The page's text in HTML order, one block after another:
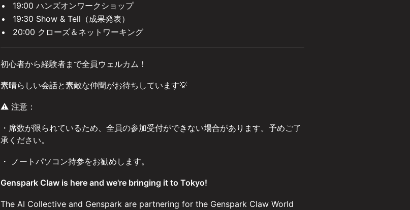
19:00 ハンズオンワークショップ
19:30 Show & Tell（成果発表）
20:00 クローズ＆ネットワーキング
初心者から経験者まで全員ウェルカム！
素晴らしい会話と素敵な仲間がお待ちしています💡
⚠️ 注意：
・席数が限られているため、全員の参加受付ができない場合があります。予めご了
承ください。
・ ノートパソコン持参をお勧めします。
Genspark Claw is here and we're bringing it to Tokyo!
The AI Collective and Genspark are partnering for the Genspark Claw World